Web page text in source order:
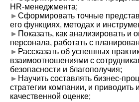
HR-менеджмента;
►Сформировать точные
его функциях, методах и
► Показать, как анализировать и
персонала, работать с
► Рассказать об успешных
взаимоотношениями с
безопасности и благополучия;
► Научить составлять бизнес-
стратегии компании, и приводить
качественной оценке;